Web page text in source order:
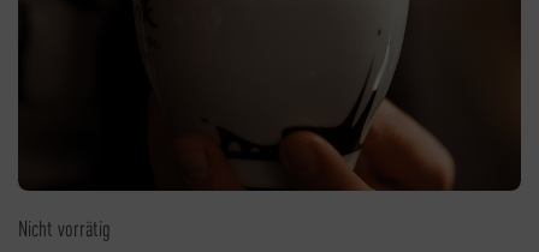
Nicht vorrätig